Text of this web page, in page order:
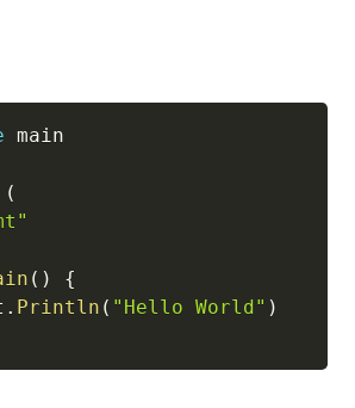
main
(
( )
{
. Println ( "Hello World" )